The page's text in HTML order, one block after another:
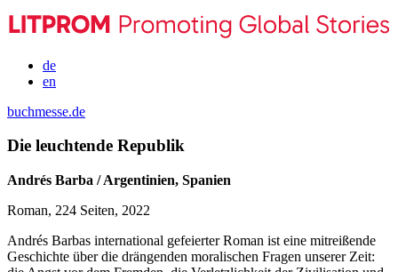
de
en
buchmesse.de
Die leuchtende Republik
Andrés Barba / Argentinien, Spanien
Roman, 224 Seiten, 2022
Andrés Barbas international gefeierter Roman ist eine mitreißende
Geschichte über die drängenden moralischen Fragen unserer Zeit: